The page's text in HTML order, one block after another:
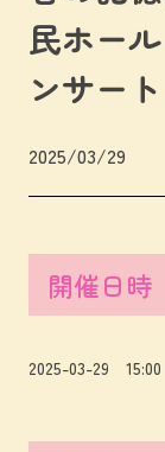
民ホー
ンサート
2025/03/29
開催日時
2025-03-29 15:00